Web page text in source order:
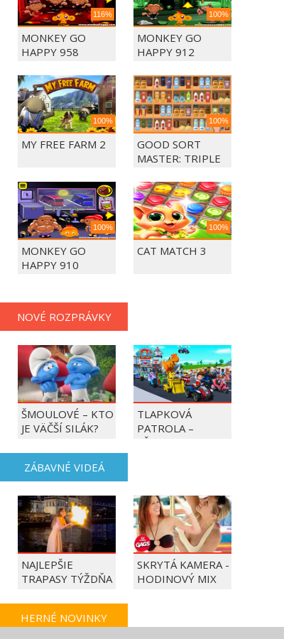
116%
MONKEY GO
HAPPY 958
100%
MONKEY GO
HAPPY 912
100%
MY FREE FARM 2
100%
GOOD SORT
MASTER: TRIPLE
100%
MONKEY GO
HAPPY 910
100%
CAT MATCH 3
NOVÉ ROZPRÁVKY
ŠMOULOVÉ – KTO
JE VÄČŠÍ SILÁK?
TLAPKOVÁ
PATROLA –
VŠETKY LABKY DO
ZÁBAVNÉ VIDEÁ
NAJLEPŠIE
TRAPASY TÝŽDŇA
SKRYTÁ KAMERA -
HODINOVÝ MIX
HERNÉ NOVINKY